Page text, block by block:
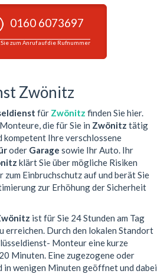
0160 6073697
Sie zum Anruf auf die Rufnummer
Zwönitz
für Zwönitz finden Sie hier.
die für Sie in Zwönitz tätig
kompetent Ihre verschlossene
oder Garage sowie Ihr Auto. Ihr
klärt Sie über mögliche Risiken
zum Einbruchschutz auf und berät Sie
zur Erhöhung der Sicherheit
ist für Sie 24 Stunden am Tag
erreichen. Durch den lokalen Standort
Monteur eine kurze
Minuten. Eine zugezogene oder
in wenigen Minuten geöffnet und dabei